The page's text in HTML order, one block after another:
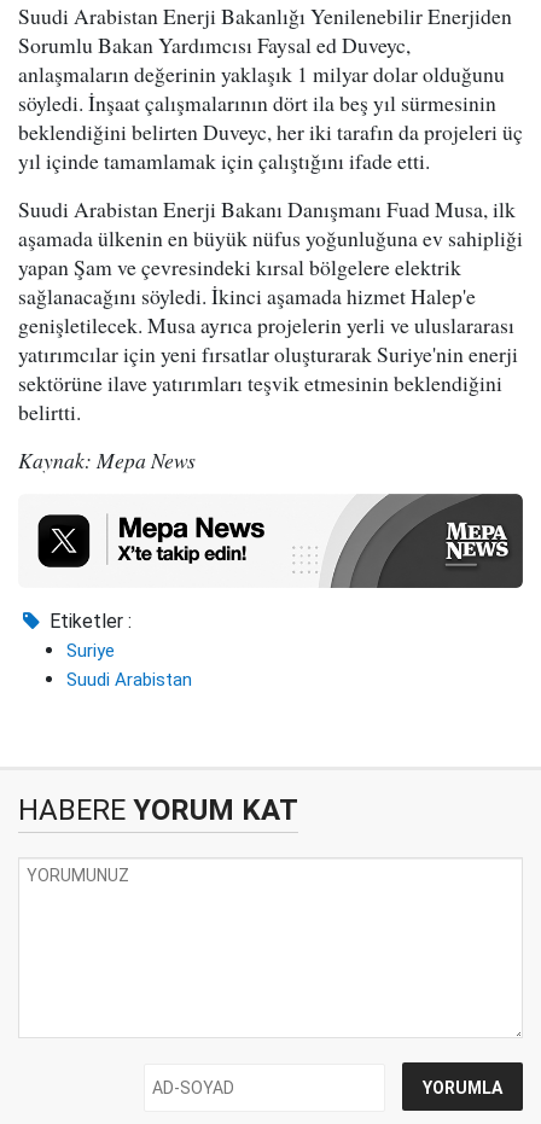
Suudi Arabistan Enerji Bakanlığı Yenilenebilir Enerjiden
Sorumlu Bakan Yardımcısı Faysal ed Duveyc,
anlaşmaların değerinin yaklaşık 1 milyar dolar olduğunu
söyledi. İnşaat çalışmalarının dört ila beş yıl sürmesinin
beklendiğini belirten Duveyc, her iki tarafın da projeleri üç
yıl içinde tamamlamak için çalıştığını ifade etti.
Suudi Arabistan Enerji Bakanı Danışmanı Fuad Musa, ilk
aşamada ülkenin en büyük nüfus yoğunluğuna ev sahipliği
yapan Şam ve çevresindeki kırsal bölgelere elektrik
sağlanacağını söyledi. İkinci aşamada hizmet Halep'e
genişletilecek. Musa ayrıca projelerin yerli ve uluslararası
yatırımcılar için yeni fırsatlar oluşturarak Suriye'nin enerji
sektörüne ilave yatırımları teşvik etmesinin beklendiğini
belirtti.
Kaynak: Mepa News
Etiketler :
Suriye
Suudi Arabistan
HABERE YORUM KAT